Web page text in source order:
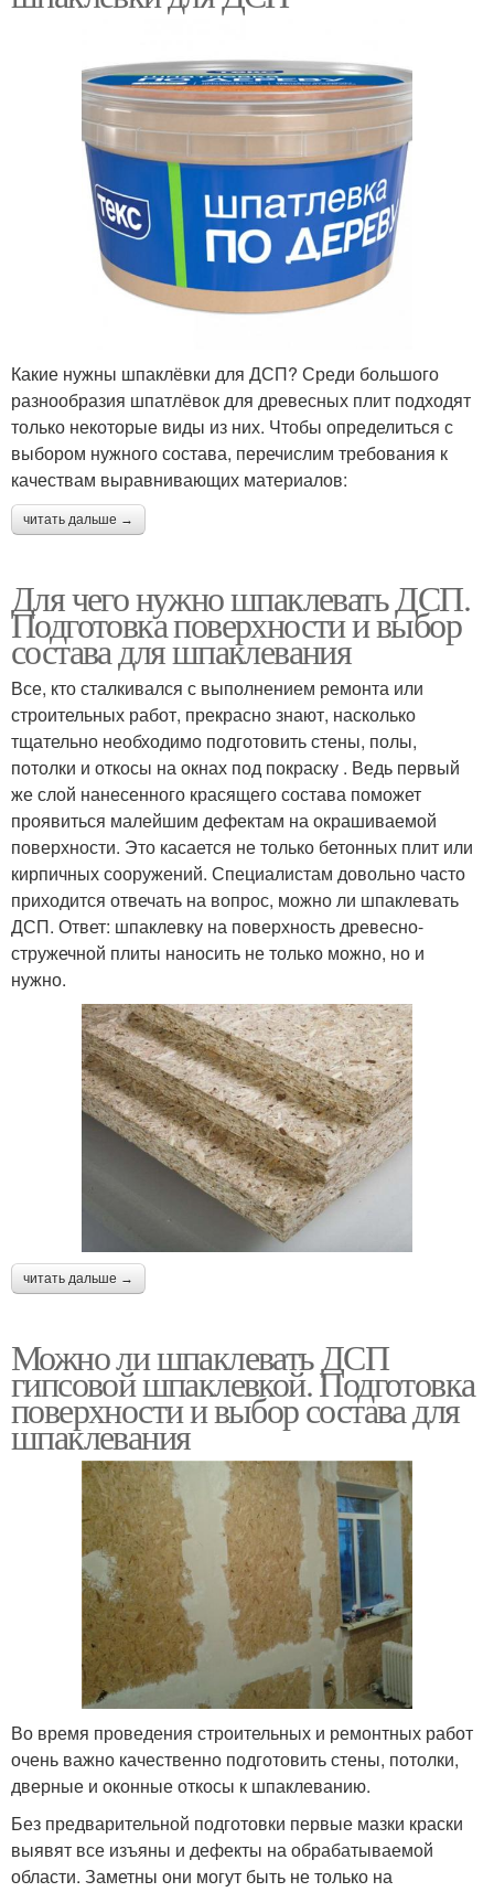
Какие нужны шпаклёвки для ДСП? Среди большого
разнообразия шпатлёвок для древесных плит подходят
только некоторые виды из них. Чтобы определиться с
выбором нужного состава, перечислим требования к
качествам выравнивающих материалов:
читать дальше →
Для чего нужно шпаклевать ДСП.
Подготовка поверхности и выбор
состава для шпаклевания
Все, кто сталкивался с выполнением ремонта или
строительных работ, прекрасно знают, насколько
тщательно необходимо подготовить стены, полы,
потолки и откосы на окнах под покраску . Ведь первый
же слой нанесенного красящего состава поможет
проявиться малейшим дефектам на окрашиваемой
поверхности. Это касается не только бетонных плит или
кирпичных сооружений. Специалистам довольно часто
приходится отвечать на вопрос, можно ли шпаклевать
ДСП. Ответ: шпаклевку на поверхность древесно-
стружечной плиты наносить не только можно, но и
нужно.
читать дальше →
Можно ли шпаклевать ДСП
гипсовой шпаклевкой. Подготовка
поверхности и выбор состава для
шпаклевания
Во время проведения строительных и ремонтных работ
очень важно качественно подготовить стены, потолки,
дверные и оконные откосы к шпаклеванию.
Без предварительной подготовки первые мазки краски
выявят все изъяны и дефекты на обрабатываемой
области. Заметны они могут быть не только на